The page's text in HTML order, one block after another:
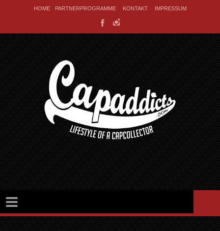
HOME PARTNERPROGRAMME KONTAKT IMPRESSUM